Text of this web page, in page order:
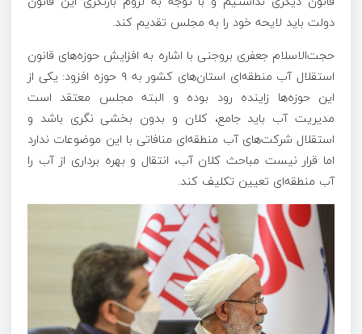
دولت باید لایحه خود را به مجلس تقدیم کند.
حجت‌الاسلام جعفری بروجنی با اشاره به افزایش حوزه‌های قانون
استقلال آب منطقه‌ای استان‌های کشور به ۹ حوزه افزود: یکی از
این حوزه‌ها زاینده رود بوده و البته مجلس معتقد است
مدیریت آب باید جامع، کلان و بدون بخشینگری باشد و
استقلال شرکت‌های آب منطقه‌ای منافاتی با این موضوعات ندارد
اما قرار نیست مباحث کلان آب، انتقال و بهره برداری از آب را
آب منطقه‌ای تعیین تکلیف کند.